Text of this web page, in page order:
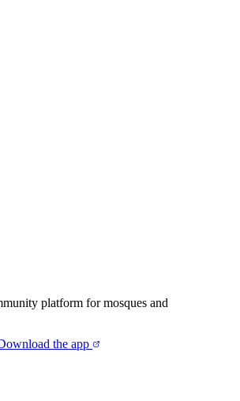
platform for mosques and
the app